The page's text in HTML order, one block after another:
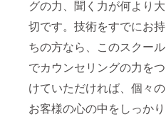
グの力、聞く力が何より大
切です。技術をすでにお持
ちの方なら、このスクール
でカウンセリングの力をつ
けていただければ、個々の
お客様の心の中をしっかり